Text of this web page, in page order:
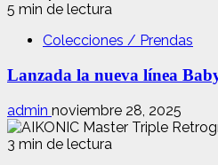
5 min de lectura
Colecciones / Prendas
Lanzada la nueva línea
admin noviembre 28, 2025
3 min de lectura